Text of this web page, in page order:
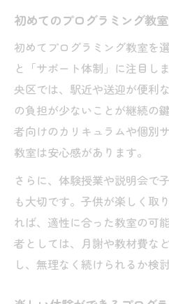
プログラミング教室
の見極め方
好奇心旺盛な子供
相性
プログラミング教
ターン
楽しい環境で成長できる
成長を実感できる
び方
楽しい環境を持つ
つけ方
プログラミング教室
初めてのプログラミング教
初めてプログラミング教室を
と「サポート体制」に注目し
央区では、駅近や送迎が便利
の負担が少ないことが継続の
者向けのカリキュラムや個別
教室は安心感があります。
さらに、体験授業や説明会で
も大切です。子供が楽しく取
れば、適性に合った教室の可
者としては、月謝や教材費な
し、無理なく続けられるか検